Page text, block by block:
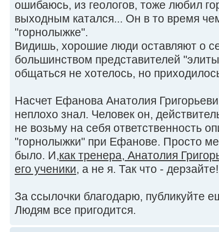
ошибаюсь, из геологов, тоже любил
выходным катался... Он в то время
"горнолыжке".
Видишь, хорошие люди оставляют о
большинством представителей
общаться не хотелось, но
Насчет Ефанова Анатолия
неплохо знал. Человек он,
не возьму на себя ответственность
"горнолыжки" при Ефанове. Просто
было. И,как тренера, Анатолия
его ученики, а не я. Так что -
За ссылочки благодарю, публикуйте
Людям все пригодится.